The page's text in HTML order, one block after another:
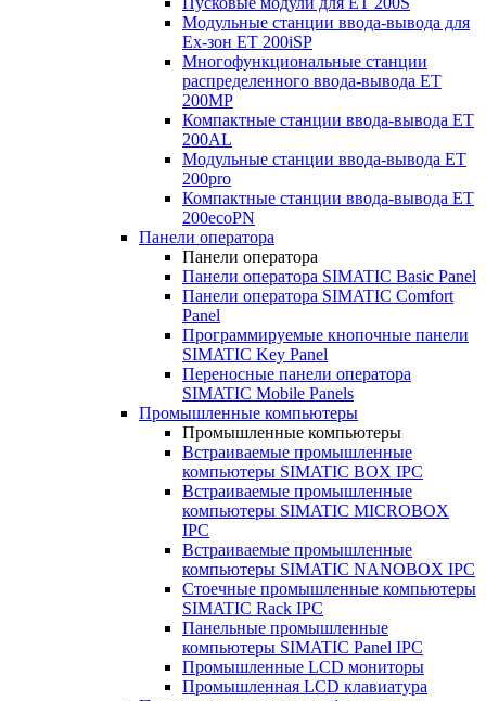
Модульные станции ввода-вывода для
Ex-зон ET 200iSP
Многофункциональные станции
распределенного ввода-вывода ET
200MP
Компактные станции ввода-вывода ET
200AL
Модульные станции ввода-вывода ET
200pro
Компактные станции ввода-вывода ET
200ecoPN
Панели оператора
Панели оператора
Панели оператора SIMATIC Basic Panel
Панели оператора SIMATIC Comfort
Panel
Программируемые кнопочные панели
SIMATIC Key Panel
Переносные панели оператора
SIMATIC Mobile Panels
Промышленные компьютеры
Промышленные компьютеры
Встраиваемые промышленные
компьютеры SIMATIC BOX IPC
Встраиваемые промышленные
компьютеры SIMATIC MICROBOX
IPC
Встраиваемые промышленные
компьютеры SIMATIC NANOBOX IPC
Стоечные промышленные компьютеры
SIMATIC Rack IPC
Панельные промышленные
компьютеры SIMATIC Panel IPC
Промышленные LCD мониторы
Промышленная LCD клавиатура